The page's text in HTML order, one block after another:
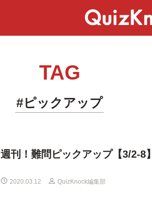
TAG
#ピックアップ
週刊！難問ピックアップ【3/2-8】
2020.03.12 QuizKnock編集部